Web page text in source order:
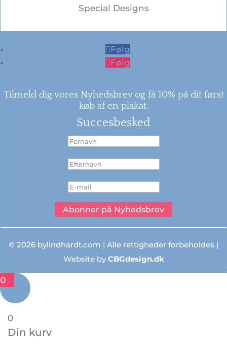
Special Designs
Følg
Følg
Tilmeld dig vores Nyhedsbrev og få 10% på dit først
køb af en plakat.
Succesbesked
Abonner på Nyhedsbrev
© 2026 bylindhardt.com | Alle rettigheder forbeholdes |
Website byCBGdesign.dk
0
0
Din kurv